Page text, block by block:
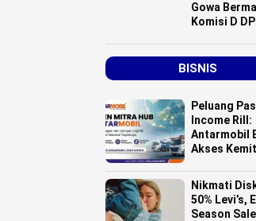
Gowa
Komisi D
Diduga “Main
Mata”
BISNIS
Peluang
Income Rill:
Antarmobil
Akses
Lahan se-
Indonesia
Nikmati
50% Levi’s,
Season